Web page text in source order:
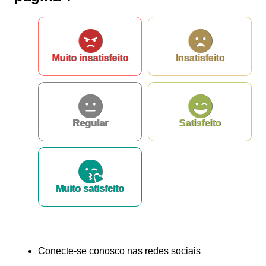
Ouvidoria
Muito insatisfeito Insatisfeito
Regular Satisfeito
Muito satisfeito
Conecte-se conosco nas redes sociais